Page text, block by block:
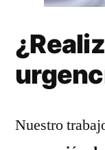
Nuestro